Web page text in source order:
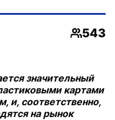
543
значительный
картами
и, соответственно,
на рынок